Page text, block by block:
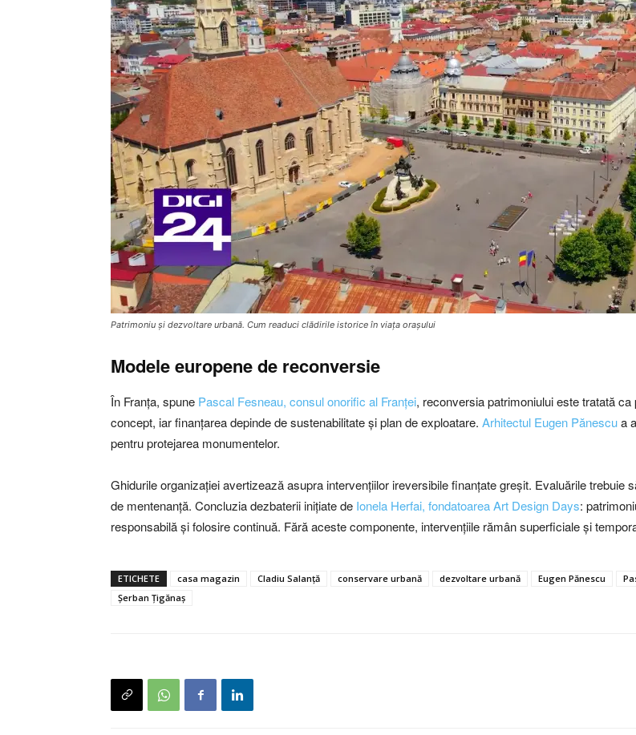
Patrimoniu și dezvoltare urbană. Cum readuci clădirile istorice în viața orașului
Modele europene de reconversie
În Franța, spune Pascal Fesneau, consul onorific al Franței, reconversia patrimoniului este tratată
concept, iar finanțarea depinde de sustenabilitate și plan de exploatare. Arhitectul Eugen Pănescua
pentru protejarea monumentelor.
Ghidurile organizației avertizează asupra intervențiilor ireversibile finanțate greșit. Evaluările
de mentenanță. Concluzia dezbaterii inițiate de Ionela Herfai, fondatoarea Art Design Days:
responsabilă și folosire continuă. Fără aceste componente, intervențiile rămân superficiale și
ETICHETE casa magazin Cladiu Salanță conservare urbană dezvoltare urbană Eugen Pănescu
Șerban Țigănaș